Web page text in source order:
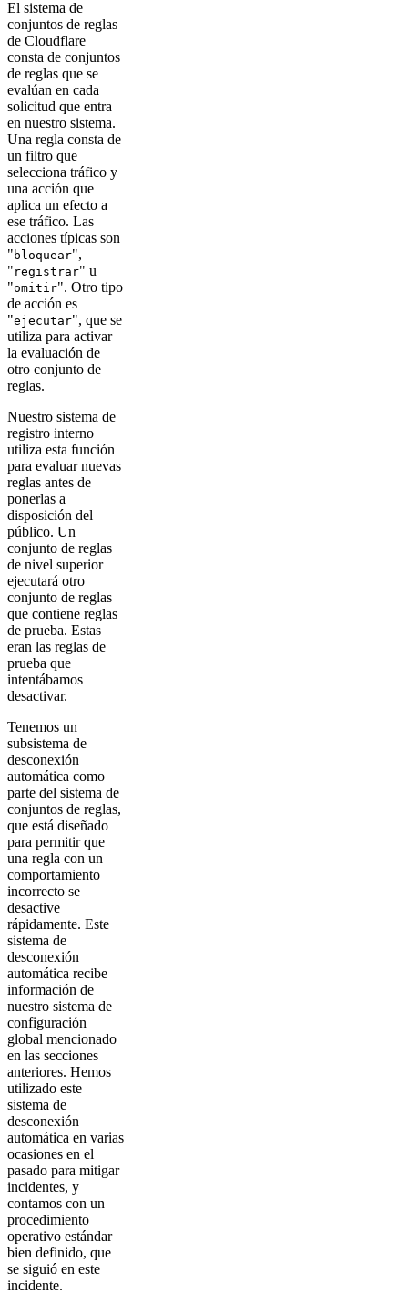
El sistema de
conjuntos de reglas
de Cloudflare
consta de conjuntos
de reglas que se
evalúan en cada
solicitud que entra
en nuestro sistema.
Una regla consta de
un filtro que
selecciona tráfico y
una acción que
aplica un efecto a
ese tráfico. Las
acciones típicas son
" bloquear",
" registrar" u
"omitir". Otro tipo
de acción es
"ejecutar", que se
utiliza para activar
la evaluación de
otro conjunto de
reglas.
Nuestro sistema de
registro interno
utiliza esta función
para evaluar nuevas
reglas antes de
ponerlas a
disposición del
público. Un
conjunto de reglas
de nivel superior
ejecutará otro
conjunto de reglas
que contiene reglas
de prueba. Estas
eran las reglas de
prueba que
intentábamos
desactivar.
Tenemos un
subsistema de
desconexión
automática como
parte del sistema de
conjuntos de reglas,
que está diseñado
para permitir que
una regla con un
comportamiento
incorrecto se
desactive
rápidamente. Este
sistema de
desconexión
automática recibe
información de
nuestro sistema de
configuración
global mencionado
en las secciones
anteriores. Hemos
utilizado este
sistema de
desconexión
automática en varias
ocasiones en el
pasado para mitigar
incidentes, y
contamos con un
procedimiento
operativo estándar
bien definido, que
se siguió en este
incidente.